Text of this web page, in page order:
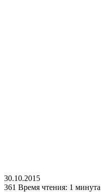
30.10.2015
361 Время чтения: 1 минута